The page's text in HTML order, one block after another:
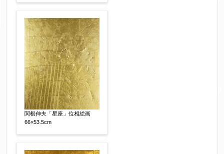
サイン等の有無 【任意】
サイン有(自筆)
鑑定証書付
その他
限定番号 【任意】
関根伸夫「星座」位相絵画
66×53.5cm